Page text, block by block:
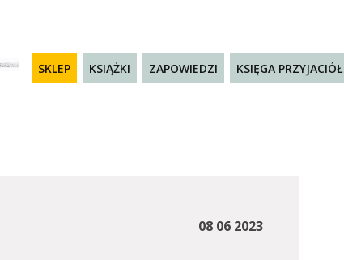
SKLEP KSIĄŻKI ZAPOWIEDZI KSIĘGA PRZYJACIÓŁ
08 06 2023